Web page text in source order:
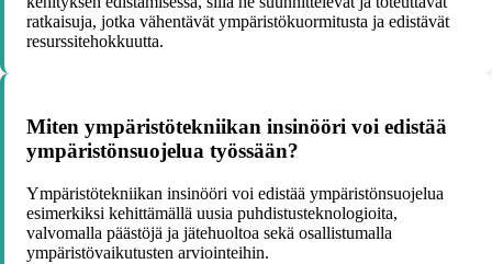
ratkaisuja, jotka vähentävät ympäristökuormitusta ja edistävät
resurssitehokkuutta.
Miten ympäristötekniikan insinööri voi edistää
ympäristönsuojelua työssään?
Ympäristötekniikan insinööri voi edistää ympäristönsuojelua
esimerkiksi kehittämällä uusia puhdistusteknologioita,
valvomalla päästöjä ja jätehuoltoa sekä osallistumalla
ympäristövaikutusten arviointeihin.